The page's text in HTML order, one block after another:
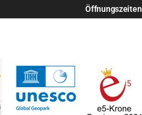
Öffnungszeiten